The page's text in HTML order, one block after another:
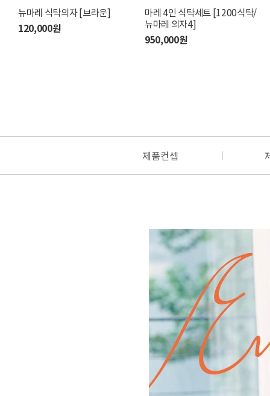
뉴마레 식탁의자 [브라운]
120,000원
마레 4인 식탁세트 [1200식탁/
뉴마레 의자4]
950,000원
허니오크 1400 식탁세트
[의자4]
오유 세라믹 1900 식탁세트
[브라운/오유의자4]
2,650,000원
제품컨셉